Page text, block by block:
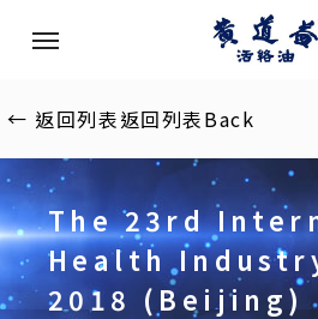
content
Menu
← 返回列表返回列表Back
The 23rd
Health
2018 (Beijing)